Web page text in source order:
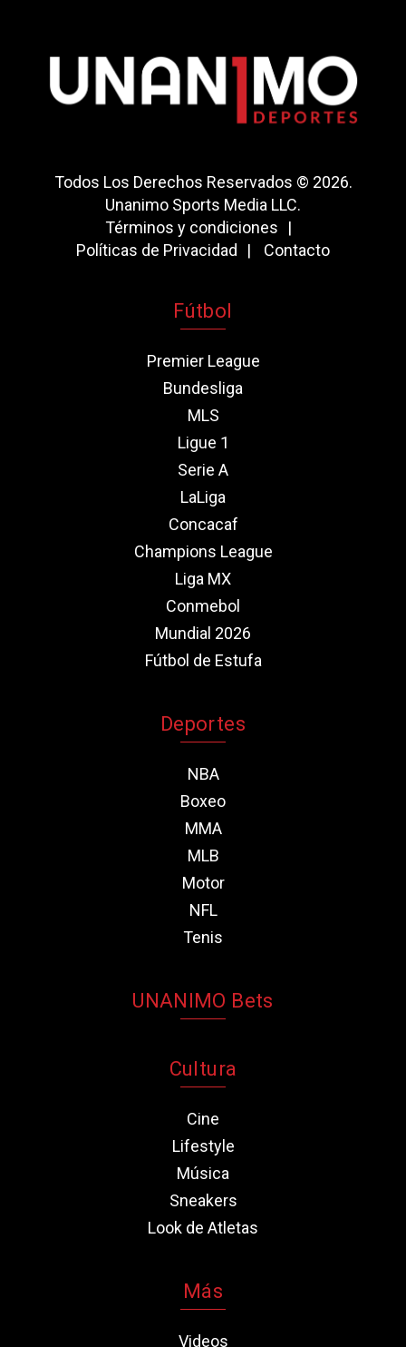
Todos Los Derechos Reservados © 2026.
Unanimo Sports Media LLC.
Términos y condiciones
Políticas de Privacidad
Contacto
Fútbol
Premier League
Bundesliga
MLS
Ligue 1
Serie A
LaLiga
Concacaf
Champions League
Liga MX
Conmebol
Mundial 2026
Fútbol de Estufa
Deportes
NBA
Boxeo
MMA
MLB
Motor
NFL
Tenis
UNANIMO Bets
Cultura
Cine
Lifestyle
Música
Sneakers
Look de Atletas
Más
Videos